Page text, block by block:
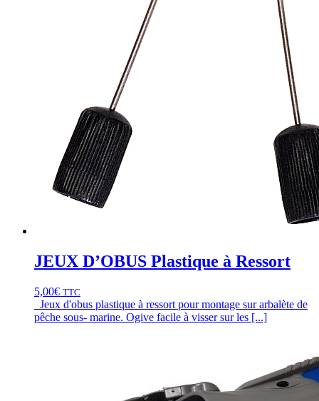
JEUX D’OBUS Plastique à Ressort
5,00€ TTC
Jeux d'obus plastique à ressort pour montage sur arbalète de
pêche sous- marine. Ogive facile à visser sur les [...]